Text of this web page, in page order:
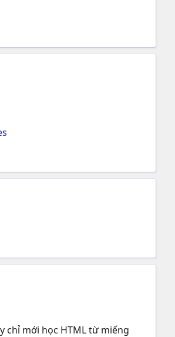
chỉ mới học HTML từ miếng